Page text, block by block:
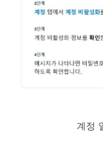
계정